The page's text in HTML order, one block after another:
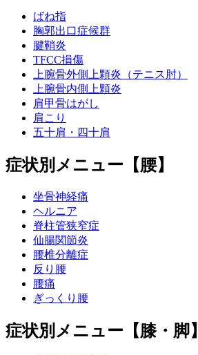
ばね指
胸郭出口症候群
腱鞘炎
TFCC損傷
上腕骨外側上顆炎（テニス肘）
上腕骨内側上顆炎
肩甲骨はがし
肩こり
五十肩・四十肩
症状別メニュー【腰】
坐骨神経痛
ヘルニア
脊柱管狭窄症
仙腸関節炎
腰椎分離症
反り腰
腰痛
ぎっくり腰
症状別メニュー【膝・脚】